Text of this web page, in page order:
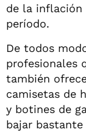
de la inflación
período.
De todos
profesionales
también
camisetas de
y botines de
bajar